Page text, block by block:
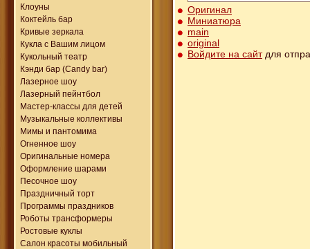
Клоуны
Коктейль бар
Кривые зеркала
Кукла с Вашим лицом
Кукольный театр
Кэнди бар (Candy bar)
Лазерное шоу
Лазерный пейнтбол
Мастер-классы для детей
Музыкальные коллективы
Мимы и пантомима
Огненное шоу
Оригинальные номера
Оформление шарами
Песочное шоу
Праздничный торт
Программы праздников
Роботы трансформеры
Ростовые куклы
Салон красоты мобильный
Оригинал
Миниатюра
main
original
Войдите на сайтдля